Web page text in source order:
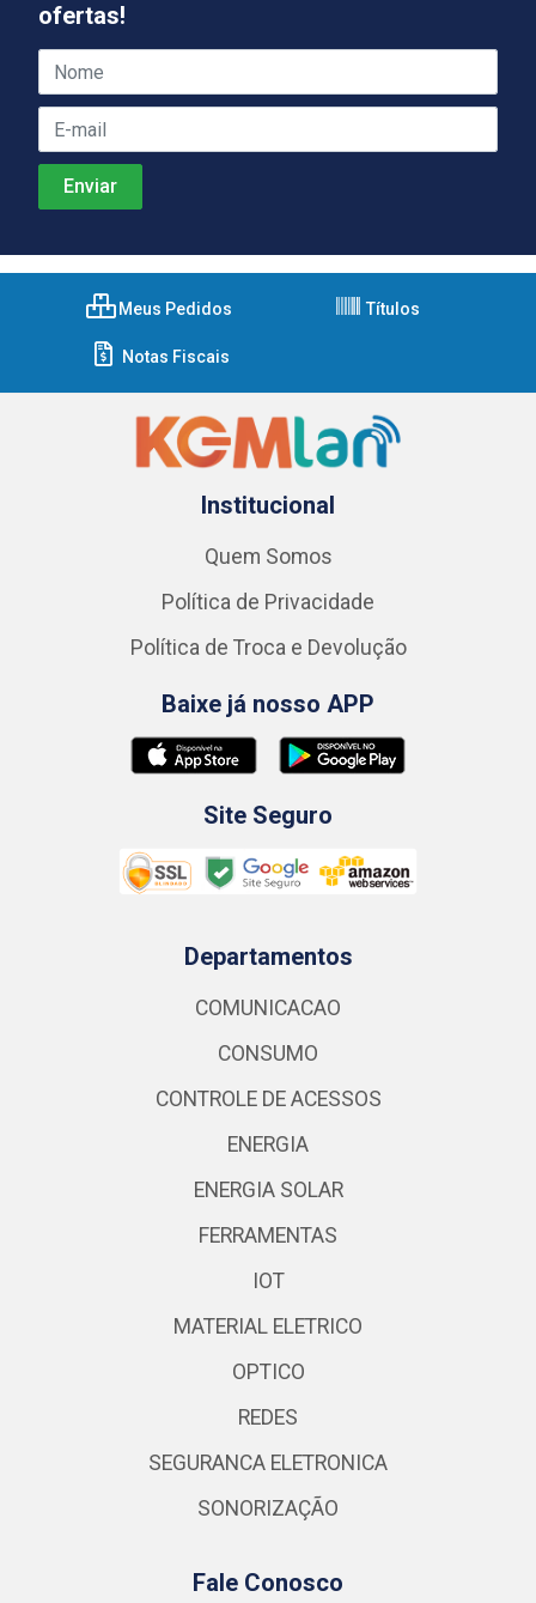
ofertas!
Meus Pedidos Títulos
Notas Fiscais
Institucional
Quem Somos
Política de Privacidade
Política de Troca e Devolução
Baixe já nosso APP
Site Seguro
Departamentos
COMUNICACAO
CONSUMO
CONTROLE DE ACESSOS
ENERGIA
ENERGIA SOLAR
FERRAMENTAS
IOT
MATERIAL ELETRICO
OPTICO
REDES
SEGURANCA ELETRONICA
SONORIZAÇÃO
Fale Conosco